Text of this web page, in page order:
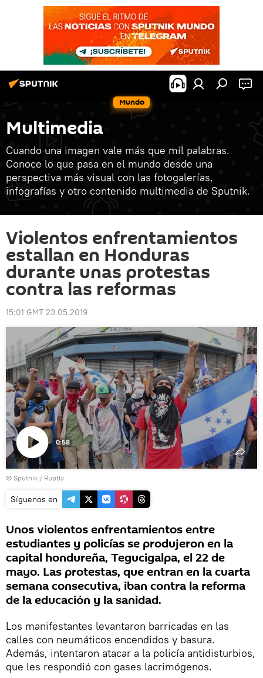
Mundo
Multimedia
Cuando una imagen vale más que mil palabras.
Conoce lo que pasa en el mundo desde una
perspectiva más visual con las fotogalerías,
infografías y otro contenido multimedia de Sputnik.
Violentos enfrentamientos
estallan en Honduras
durante unas protestas
contra las reformas
15:01 GMT 23.05.2019
Reproducir
vídeo
0:58
© Sputnik / Ruptly
Síguenos en
Unos violentos enfrentamientos entre
estudiantes y policías se produjeron en la
capital hondureña, Tegucigalpa, el 22 de
mayo. Las protestas, que entran en la cuarta
semana consecutiva, iban contra la reforma
de la educación y la sanidad.
Los manifestantes levantaron barricadas en las
calles con neumáticos encendidos y basura.
Además, intentaron atacar a la policía antidisturbios,
que les respondió con gases lacrimógenos.